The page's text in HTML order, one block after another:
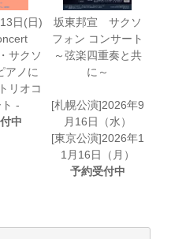
日(日)
サクソ
アノに
リオコ
-
中
坂東邦宣 サクソ
フォン コンサート
～弦楽四重奏と共
に～
[札幌公演]2026年9
月16日（水）
[東京公演]2026年1
1月16日（月）
予約受付中